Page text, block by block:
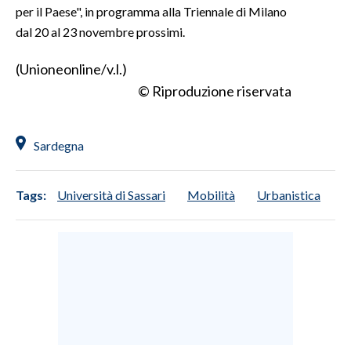
per il Paese", in programma alla Triennale di Milano
dal 20 al 23 novembre prossimi.
(Unioneonline/v.l.)
© Riproduzione riservata
Sardegna
Tags: Università di Sassari Mobilità Urbanistica